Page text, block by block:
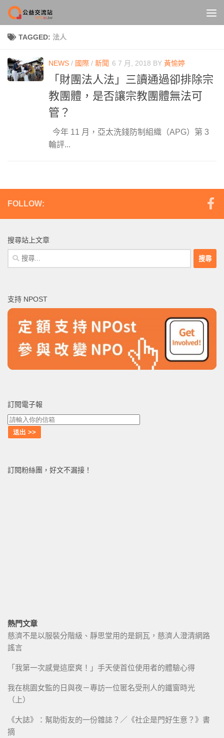
Skip to content
TAGGED: 法人
NEWS / 國際 / 新聞 6 7 月, 2018 BY 黃愉婷
「財團法人法」三讀通過卻排除宗
教團體，是否讓宗教團體無法可
管？
今年 11 月，亞太洗錢防制組織（APG）第 3
輪評...
FOLLOW:
搜尋站上文章
搜
尋
字:
支持 NPOST
訂閱電子報
訂閱粉絲團，好文不漏接！
熱門文章
慈濟不是以服裝分階級、靜思堂用的是銅瓦，慈濟人澄清網路
謠言
「我第一次感覺這麼爽！」手天使首位使用者的體驗心得
我在桃園女監的日與夜－專訪一位匿名受刑人的鐵窗時光
（上）
《大誌》：幫助街友的一份雜誌？／《社企是門好生意？》書
摘